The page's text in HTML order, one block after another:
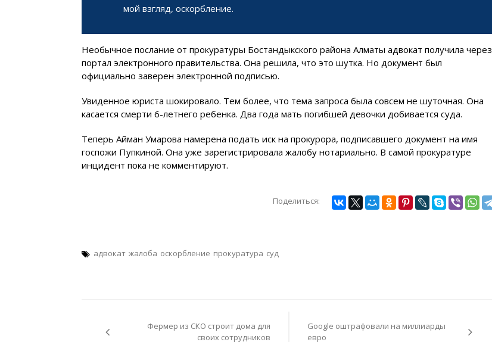
мой взгляд, оскорбление.
Необычное послание от прокуратуры Бостандыкского района Алматы адвокат получила через
портал электронного правительства. Она решила, что это шутка. Но документ был
официально заверен электронной подписью.
Увиденное юриста шокировало. Тем более, что тема запроса была совсем не шуточная. Она
касается смерти 6-летнего ребенка. Два года мать погибшей девочки добивается суда.
Теперь Айман Умарова намерена подать иск на прокурора, подписавшего документ на имя
госпожи Пупкиной. Она уже зарегистрировала жалобу нотариально. В самой прокуратуре
инцидент пока не комментируют.
Поделиться:
адвокат жалоба оскорбление прокуратура суд
записям
Фермер из СКО строит дома для
своих сотрудников
Google оштрафовали на миллиарды
евро